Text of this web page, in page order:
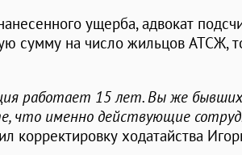
ущерба, адвокат
сумму на число жильцов АТСЖ,
работает 15 лет. Вы же
что именно действующие
корректировку ходатайства